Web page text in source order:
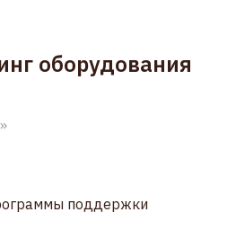
оборудования
поддержки